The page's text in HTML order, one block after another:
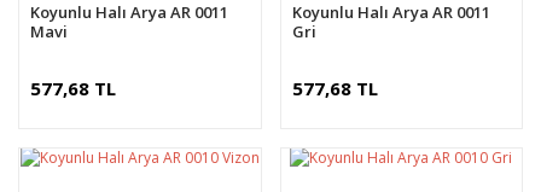
Koyunlu Halı Arya AR 0011
Mavi
577,68 TL
Koyunlu Halı Arya AR 0011
Gri
577,68 TL